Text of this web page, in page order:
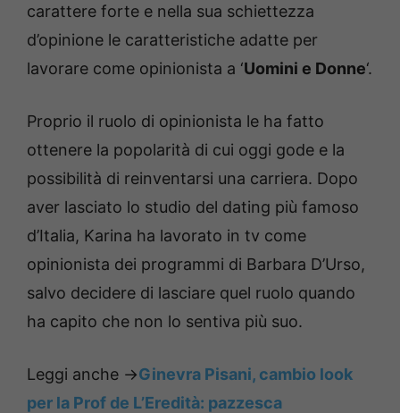
carattere forte e nella sua schiettezza
d’opinione le caratteristiche adatte per
lavorare come opinionista a ‘Uomini e Donne‘.
Proprio il ruolo di opinionista le ha fatto
ottenere la popolarità di cui oggi gode e la
possibilità di reinventarsi una carriera. Dopo
aver lasciato lo studio del dating più famoso
d’Italia, Karina ha lavorato in tv come
opinionista dei programmi di Barbara D’Urso,
salvo decidere di lasciare quel ruolo quando
ha capito che non lo sentiva più suo.
Leggi anche ->Ginevra Pisani, cambio look
per la Prof de L’Eredità: pazzesca